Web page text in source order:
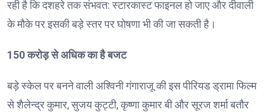
रही है कि दशहरे तक संभवत: स्टारकास्ट फाइनल हो जाए और दीवाली
के मौके पर इसकी बड़े स्तर पर घोषणा भी की जा सकती है।
150 करोड़ से अधिक का है बजट
बड़े स्केल पर बनने वाली अश्विनी गंगाराजू की इस पीरियड ड्रामा फिल्म
से शैलेन्द्र कुमार, सुजय कुट्टी, कृष्णा कुमार बी और सूरज शर्मा बतौर